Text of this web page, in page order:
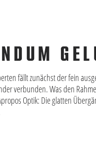
fällt zunächst der fein
verbunden. Was den
Optik: Die glatten